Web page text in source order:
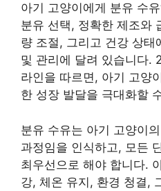
아기 고양이에게 분유 수
분유 선택, 정확한 제조와
량 조절, 그리고 건강 상태
및 관리에 달려 있습니다.
라인을 따르면, 아기 고양
한 성장 발달을 극대화할
분유 수유는 아기 고양이
과정임을 인식하고, 모든
최우선으로 해야 합니다.
강, 체온 유지, 환경 청결,